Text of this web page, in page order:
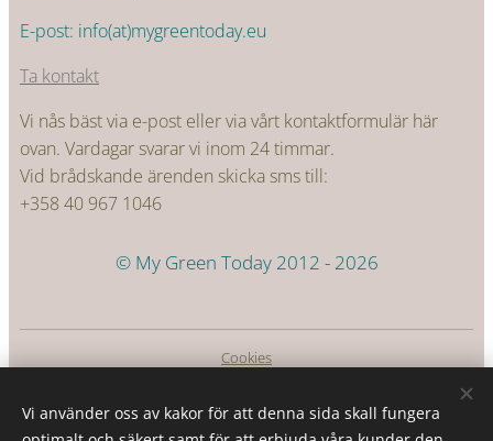
E-post: info(at)mygreentoday.eu
Ta kontakt
Vi nås bäst via e-post eller via vårt kontaktformulär här
ovan. Vardagar svarar vi inom 24 timmar.
Vid brådskande ärenden skicka sms till:
+358 40 967 1046
© My Green Today 2012 - 2026
Cookies
Språk
Vi använder oss av kakor för att denna sida skall fungera